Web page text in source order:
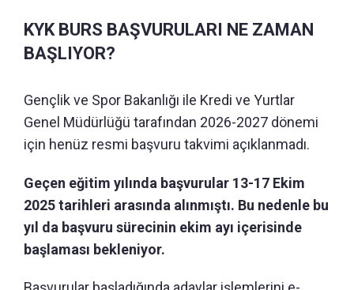
KYK BURS BAŞVURULARI NE ZAMAN
BAŞLIYOR?
Gençlik ve Spor Bakanlığı ile Kredi ve Yurtlar
Genel Müdürlüğü tarafından 2026-2027 dönemi
için henüz resmi başvuru takvimi açıklanmadı.
Geçen eğitim yılında başvurular 13-17 Ekim
2025 tarihleri arasında alınmıştı. Bu nedenle bu
yıl da başvuru sürecinin ekim ayı içerisinde
başlaması bekleniyor.